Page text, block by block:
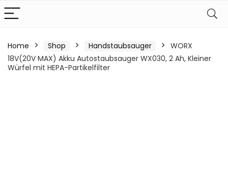
Home Shop Handstaubsauger
WORX
18V(20V MAX) Akku Autostaubsauger WX030, 2 Ah, Kleiner
Würfel mit HEPA-Partikelfilter